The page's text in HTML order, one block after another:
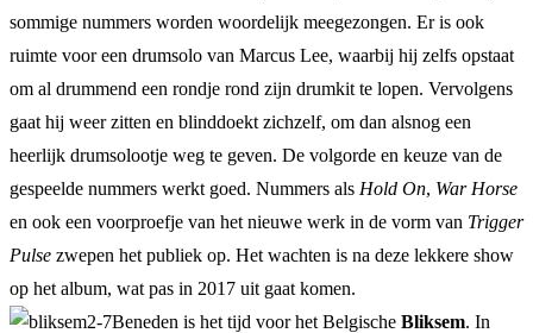
sommige nummers worden woordelijk meegezongen. Er is ook
ruimte voor een drumsolo van Marcus Lee, waarbij hij zelfs opstaat
om al drummend een rondje rond zijn drumkit te lopen. Vervolgens
gaat hij weer zitten en blinddoekt zichzelf, om dan alsnog een
heerlijk drumsolootje weg te geven. De volgorde en keuze van de
gespeelde nummers werkt goed. Nummers als Hold On, War Horse
en ook een voorproefje van het nieuwe werk in de vorm van Trigger
Pulse zwepen het publiek op. Het wachten is na deze lekkere show
op het album, wat pas in 2017 uit gaat komen.
Beneden is het tijd voor het Belgische Bliksem. In